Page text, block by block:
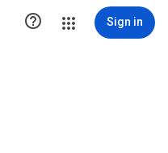
 Sign in